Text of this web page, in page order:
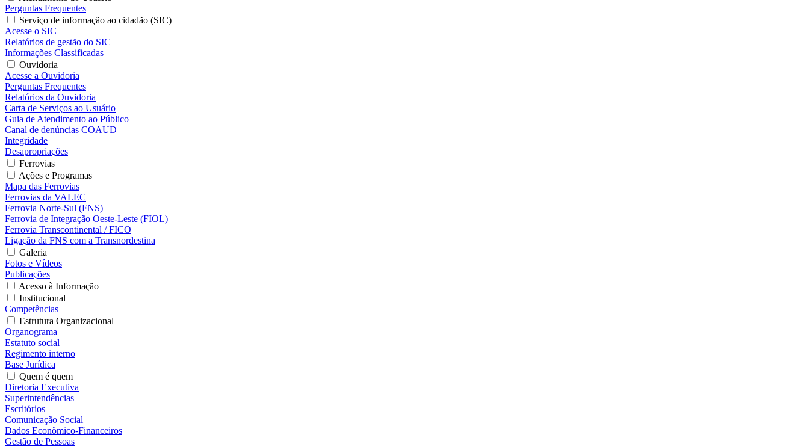
Perguntas Frequentes
Serviço de informação ao cidadão (SIC)
Acesse o SIC
Relatórios de gestão do SIC
Informações Classificadas
Ouvidoria
Acesse a Ouvidoria
Perguntas Frequentes
Relatórios da Ouvidoria
Carta de Serviços ao Usuário
Guia de Atendimento ao Público
Canal de denúncias COAUD
Integridade
Desapropriações
Ferrovias
Ações e Programas
Mapa das Ferrovias
Ferrovias da VALEC
Ferrovia Norte-Sul (FNS)
Ferrovia de Integração Oeste-Leste (FIOL)
Ferrovia Transcontinental / FICO
Ligação da FNS com a Transnordestina
Galeria
Fotos e Vídeos
Publicações
Acesso à Informação
Institucional
Competências
Estrutura Organizacional
Organograma
Estatuto social
Regimento interno
Base Jurídica
Quem é quem
Diretoria Executiva
Superintendências
Escritórios
Comunicação Social
Dados Econômico-Financeiros
Gestão de Pessoas